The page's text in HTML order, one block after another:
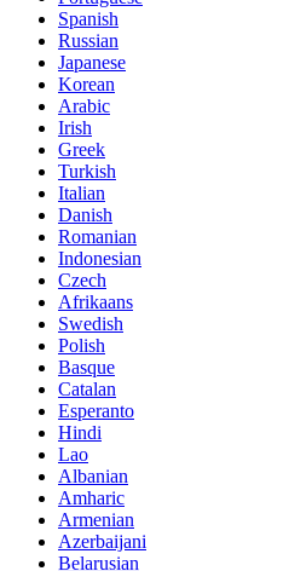
Spanish
Russian
Japanese
Korean
Arabic
Irish
Greek
Turkish
Italian
Danish
Romanian
Indonesian
Czech
Afrikaans
Swedish
Polish
Basque
Catalan
Esperanto
Hindi
Lao
Albanian
Amharic
Armenian
Azerbaijani
Belarusian